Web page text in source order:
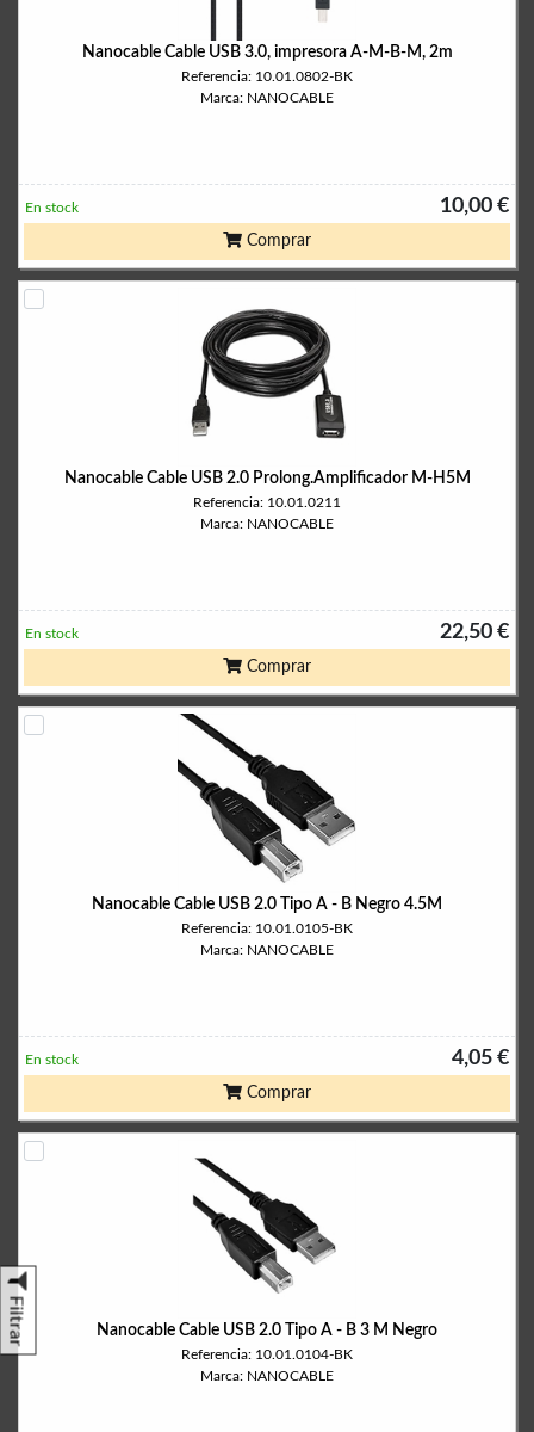
Filtrar
Nanocable Cable USB 3.0, impresora A-M-B-M, 2m
Referencia: 10.01.0802-BK
Marca: NANOCABLE
10,00 €
En stock
Comprar
Nanocable Cable USB 2.0 Prolong.Amplificador M-H5M
Referencia: 10.01.0211
Marca: NANOCABLE
22,50 €
En stock
Comprar
Nanocable Cable USB 2.0 Tipo A - B Negro 4.5M
Referencia: 10.01.0105-BK
Marca: NANOCABLE
4,05 €
En stock
Comprar
Nanocable Cable USB 2.0 Tipo A - B 3 M Negro
Referencia: 10.01.0104-BK
Marca: NANOCABLE